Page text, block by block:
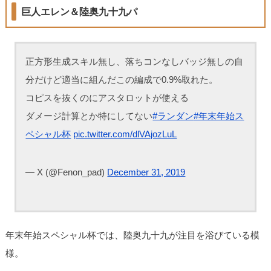
巨人エレン＆陸奥九十九パ
正方形生成スキル無し、落ちコンなしバッジ無しの自
分だけど適当に組んだこの編成で0.9%取れた。
コピスを抜くのにアスタロットが使える
ダメージ計算とか特にしてない#ランダン#年末年始ス
ペシャル杯 pic.twitter.com/dlVAjozLuL
— X (@Fenon_pad) December 31, 2019
年末年始スペシャル杯では、陸奥九十九が注目を浴びている模
様。